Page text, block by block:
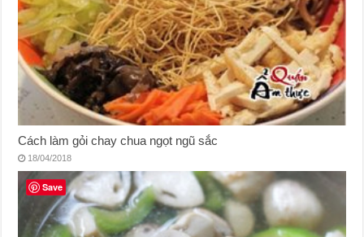
Cách làm gỏi chay chua ngọt ngũ sắc
18/04/2018
Save